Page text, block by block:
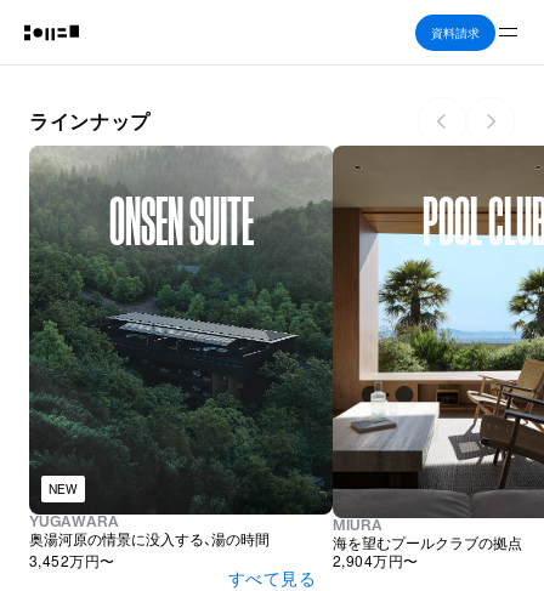
資料請求
ラインナップ
ONSEN SUITE
NEW
YUGAWARA
奥湯河原の情景に没入する、湯の時間
3,452万円〜
POOL
MIURA
海を望むプールクラブの拠点
2,904万円〜
すべて見る